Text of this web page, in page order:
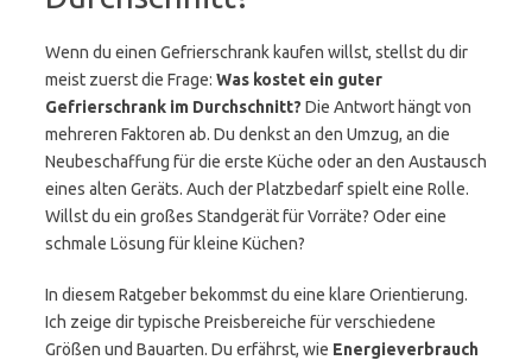
Wenn du einen Gefrierschrank kaufen willst, stellst du dir
meist zuerst die Frage: Was kostet ein guter
Gefrierschrank im Durchschnitt? Die Antwort hängt von
mehreren Faktoren ab. Du denkst an den Umzug, an die
Neubeschaffung für die erste Küche oder an den Austausch
eines alten Geräts. Auch der Platzbedarf spielt eine Rolle.
Willst du ein großes Standgerät für Vorräte? Oder eine
schmale Lösung für kleine Küchen?
In diesem Ratgeber bekommst du eine klare Orientierung.
Ich zeige dir typische Preisbereiche für verschiedene
Größen und Bauarten. Du erfährst, wie Energieverbrauch